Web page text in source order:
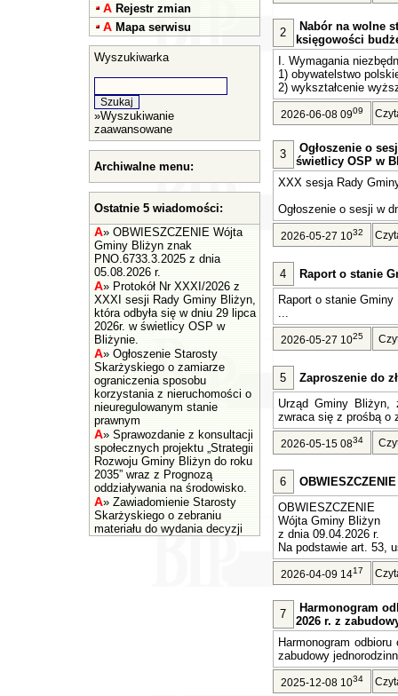
A Rejestr zmian
A Mapa serwisu
Wyszukiwarka
»Wyszukiwanie
zaawansowane
Archiwalne menu:
Ostatnie 5 wiadomości:
A» OBWIESZCZENIE Wójta
Gminy Bliżyn znak
PNO.6733.3.2025 z dnia
05.08.2026 r.
A» Protokół Nr XXXI/2026 z
XXXI sesji Rady Gminy Bliżyn,
która odbyła się w dniu 29 lipca
2026r. w świetlicy OSP w
Bliżynie.
A» Ogłoszenie Starosty
Skarżyskiego o zamiarze
ograniczenia sposobu
korzystania z nieruchomości o
nieuregulowanym stanie
prawnym
A» Sprawozdanie z konsultacji
społecznych projektu „Strategii
Rozwoju Gminy Bliżyn do roku
2035” wraz z Prognozą
oddziaływania na środowisko.
A» Zawiadomienie Starosty
Skarżyskiego o zebraniu
materiału do wydania decyzji
2
Nabór na wolne
księgowości
I. Wymagania
1) obywatelstwo
2) wykształcenie
2026-06-08 0909
3
Ogłoszenie o
świetlicy OSP w
XXX sesja Rady
Ogłoszenie o sesji w
2026-05-27 1032
4
Raport o stanie
Raport o stanie
...
2026-05-27 1025
5
Zaproszenie do
Urząd Gminy
zwraca się z prośbą o
2026-05-15 0834
6
OBWIESZCZENIE
Wójta Gminy Bliżyn
z dnia 09.04.2026 r.
Na podstawie art. 53,
2026-04-09 1417
7
Harmonogram
2026 r. z
Harmonogram
zabudowy
2025-12-08 1034